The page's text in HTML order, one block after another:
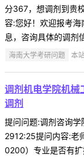
分367，想调剂到贵
容:您好！欢迎报考
息，咨询具体的调剂
海南大学考研问题 本
调剂机电学院机
调剂
提问问题:调剂咨询
2912:25提问内容:老
0200）专业是否有